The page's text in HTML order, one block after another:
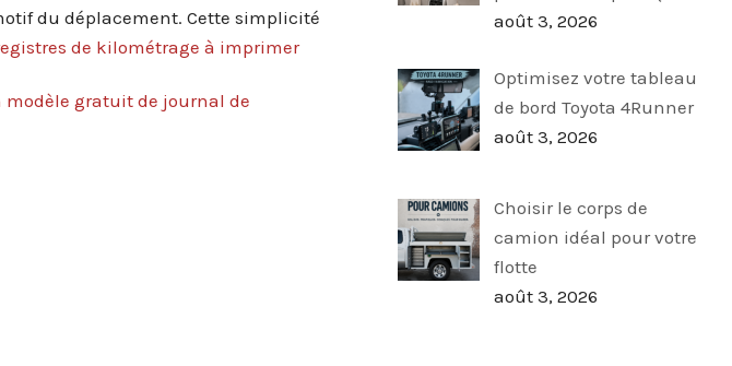
du déplacement. Cette simplicité
de kilométrage à imprimer
modèle gratuit de journal de
août 3, 2026
Optimisez votre tableau
de bord Toyota 4Runner
août 3, 2026
Choisir le corps de
camion idéal pour votre
flotte
août 3, 2026